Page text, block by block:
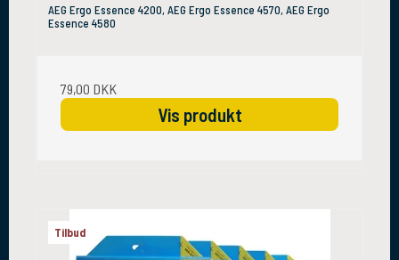
AEG Ergo Essence 4200, AEG Ergo Essence 4570, AEG Ergo
Essence 4580
79,00 DKK
Vis produkt
Tilbud